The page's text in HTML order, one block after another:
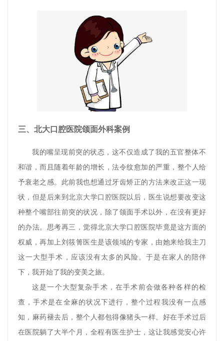
三、北大口腔医院颌面外科案例
我的嘴呈现前突的状态，这不仅造成了我的五官整体不
和谐，而且随着年龄的增长，法令纹愈加的严重，整个人给
予衰老之感。此前我也想通过牙齿矫正的方法来改正这一现
状，但是后来到北京大学口腔医院以后，医生说想要改变这
种整个嘴部往前突的状况，除了颌面手术以外，在没有更好
的办法。思考再三，觉得北京大学口腔医院毕竟是这方面的
权威，再加上刘筱箐医生是该领域的专家，由她来给我主刀
这一大型手术，应该没有太多的风险。于是在家人的陪伴
下，我开始了我的变美之旅。
这是一个大型复杂手术，在手术前会做各种各样的检
查，手术是在全麻的状况下进行，整个过程我没有一点感
知，麻药褪去后，整个人都包得像猪头一样。好在手术过后
在医院躺了大半个月，全程有医生护士，这让我感觉安心许